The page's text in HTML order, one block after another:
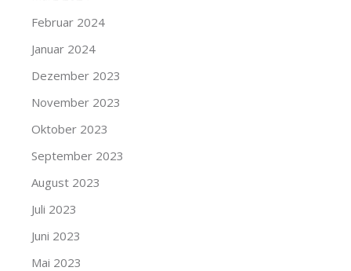
Februar 2024
Januar 2024
Dezember 2023
November 2023
Oktober 2023
September 2023
August 2023
Juli 2023
Juni 2023
Mai 2023